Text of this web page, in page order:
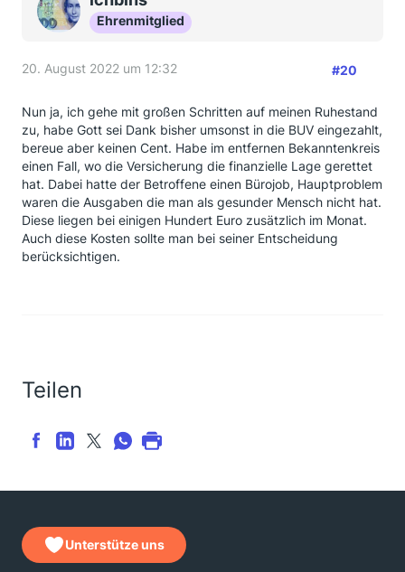
Ehrenmitglied
20. August 2022 um 12:32 #20
Nun ja, ich gehe mit großen Schritten auf meinen Ruhestand
zu, habe Gott sei Dank bisher umsonst in die BUV eingezahlt,
bereue aber keinen Cent. Habe im entfernen Bekanntenkreis
einen Fall, wo die Versicherung die finanzielle Lage gerettet
hat. Dabei hatte der Betroffene einen Bürojob, Hauptproblem
waren die Ausgaben die man als gesunder Mensch nicht hat.
Diese liegen bei einigen Hundert Euro zusätzlich im Monat.
Auch diese Kosten sollte man bei seiner Entscheidung
berücksichtigen.
Teilen
Unterstütze uns